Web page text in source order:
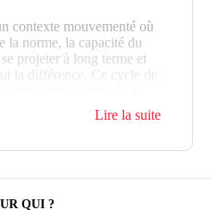
contexte mouvementé où
la norme, la capacité du
projeter à long terme et
la différence. Ce cycle de
il permet de faire progresser
en cohérence avec
de l'entreprise.
développement
Lire la suite
QUI ?